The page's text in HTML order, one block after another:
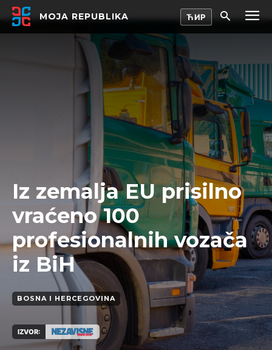
MOJA REPUBLIKA
Iz zemalja EU prisilno
vraćeno 100
profesionalnih vozača
iz BiH
BOSNA I HERCEGOVINA
IZVOR: